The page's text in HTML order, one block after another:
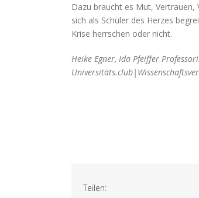
Dazu braucht es Mut,
sich als Schüler des Herzes
Krise herrschen oder nicht.
Heike Egner, Ida Pfeiffer
Teilen: